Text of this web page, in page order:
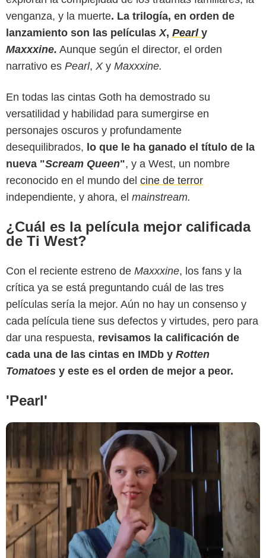
venganza, y la muerte. La trilogía, en orden de
lanzamiento son las películas X, Pearl y
Maxxxine. Aunque según el director, el orden
narrativo es Pearl, Xy Maxxxine.
En todas las cintas Goth ha demostrado su
versatilidad y habilidad para sumergirse en
personajes oscuros y profundamente
desequilibrados, lo que le ha ganado el título de la
nueva "Scream Queen", y a West, un nombre
reconocido en el mundo del cine de terror
independiente, y ahora, el mainstream.
¿Cuál es la película mejor calificada
de Ti West?
Con el reciente estreno de Maxxxine, los fans y la
crítica ya se está preguntando cuál de las tres
películas sería la mejor. Aún no hay un consenso y
cada película tiene sus defectos y virtudes, pero para
dar una respuesta, revisamos la calificación de
cada una de las cintas en IMDb y Rotten
Tomatoes y este es el orden de mejor a peor.
'Pearl'